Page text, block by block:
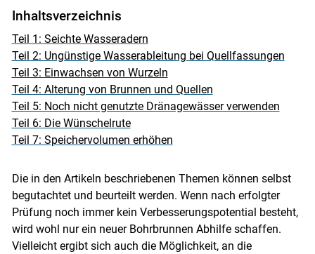
Inhaltsverzeichnis
Teil 1: Seichte Wasseradern
Teil 2: Ungünstige Wasserableitung bei Quellfassungen
Teil 3: Einwachsen von Wurzeln
Teil 4: Alterung von Brunnen und Quellen
Teil 5: Noch nicht genutzte Dränagewässer verwenden
Teil 6: Die Wünschelrute
Teil 7: Speichervolumen erhöhen
Die in den Artikeln beschriebenen Themen können selbst
begutachtet und beurteilt werden. Wenn nach erfolgter
Prüfung noch immer kein Verbesserungspotential besteht,
wird wohl nur ein neuer Bohrbrunnen Abhilfe schaffen.
Vielleicht ergibt sich auch die Möglichkeit, an die